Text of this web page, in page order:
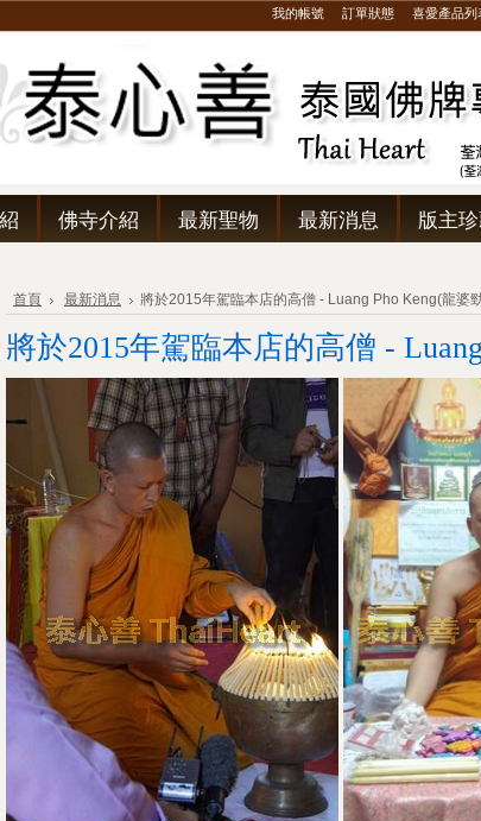
我的帳號 訂單狀態 喜愛產品列
佛寺介紹 最新聖物 最新消息 版主
首頁 最新消息 將於2015年駕臨本店的高僧 - Luang Pho Keng(龍婆
將於2015年駕臨本店的高僧 -